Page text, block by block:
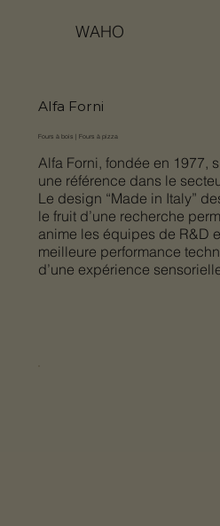
WAHO
Alfa Forni
Fours à bois | Fours à pizza
Alfa Forni, fondée en 1977,
une référence dans le
Le design “Made in Italy”
le fruit d’une recherche
anime les équipes de R&D
meilleure performance
d’une expérience